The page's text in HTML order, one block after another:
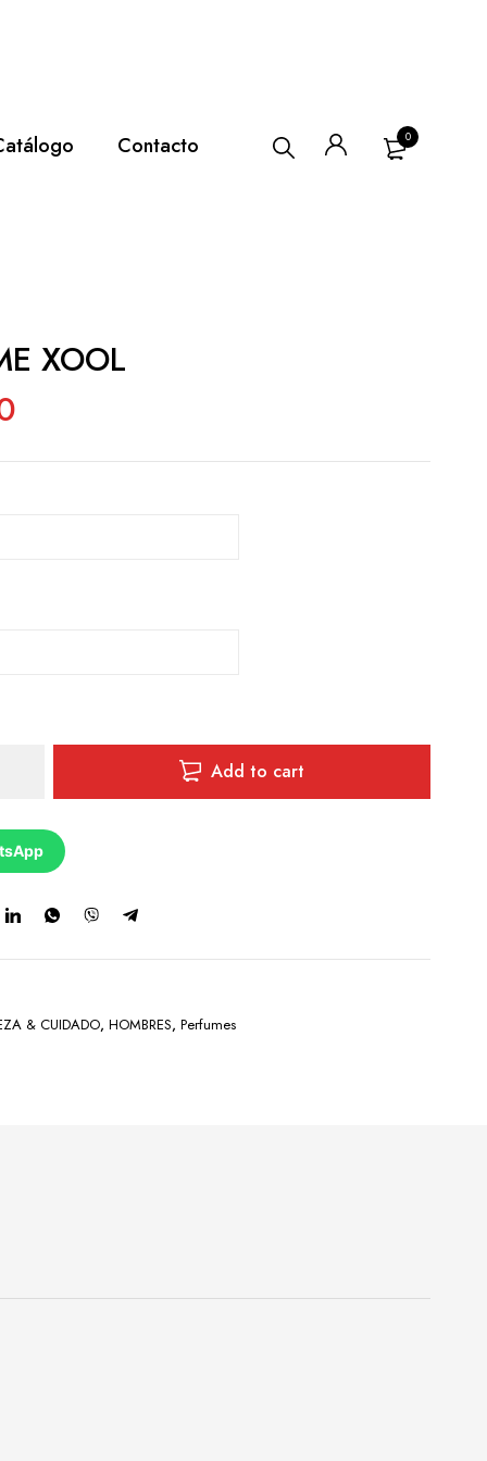
Contacto 0
XOOL
Add to cart
& CUIDADO, HOMBRES, Perfumes